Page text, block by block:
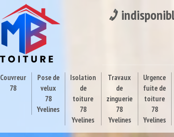
Couvreur
78
Pose de
velux
78
Yvelines
Isolation
de
toiture
78
Yvelines
Travaux
de
zinguerie
78
Yvelines
Urgence
fuite de
toiture
78
Yvelines